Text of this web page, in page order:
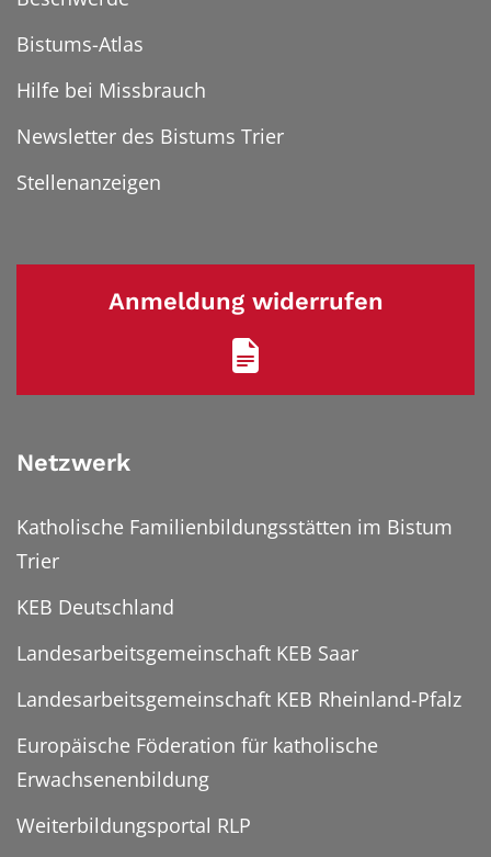
Bistums-Atlas
Hilfe bei Missbrauch
Newsletter des Bistums Trier
Stellenanzeigen
Anmeldung widerrufen
Netzwerk
Katholische Familienbildungsstätten im Bistum
Trier
KEB Deutschland
Landesarbeitsgemeinschaft KEB Saar
Landesarbeitsgemeinschaft KEB Rheinland-Pfalz
Europäische Föderation für katholische
Erwachsenenbildung
Weiterbildungsportal RLP